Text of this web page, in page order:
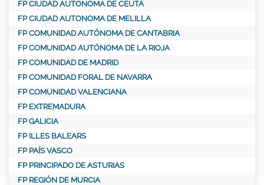
FP CIUDAD AUTONOMA DE CEUTA
FP CIUDAD AUTONOMA DE MELILLA
FP COMUNIDAD AUTÓNOMA DE CANTABRIA
FP COMUNIDAD AUTÓNOMA DE LA RIOJA
FP COMUNIDAD DE MADRID
FP COMUNIDAD FORAL DE NAVARRA
FP COMUNIDAD VALENCIANA
FP EXTREMADURA
FP GALICIA
FP ILLES BALEARS
FP PAÍS VASCO
FP PRINCIPADO DE ASTURIAS
FP REGIÓN DE MURCIA